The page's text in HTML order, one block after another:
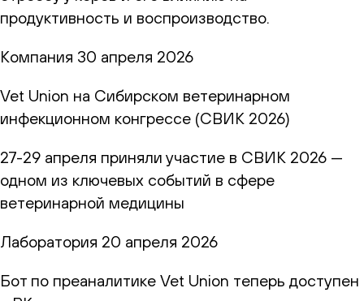
продуктивность и воспроизводство.
Компания 30 апреля 2026
Vet Union на Сибирском ветеринарном
инфекционном конгрессе (СВИК 2026)
27-29 апреля приняли участие в СВИК 2026 —
одном из ключевых событий в сфере
ветеринарной медицины
Лаборатория 20 апреля 2026
Бот по преаналитике Vet Union теперь доступен